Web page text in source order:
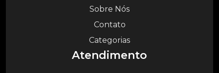
Sobre Nós
Contato
Categorias
Atendimento